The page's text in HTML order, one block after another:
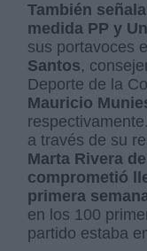
También
medida PP y
sus portavoces
Santos,
Deporte de la
Mauricio
a través de su
Marta Rivera
comprometió
primera
en los 100
partido estaba